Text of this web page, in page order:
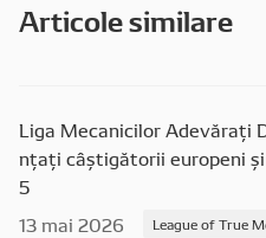
Articole similare
Liga Mecanicilor Adevărați
nțați câștigătorii europeni
5
13 mai 2026
League of True